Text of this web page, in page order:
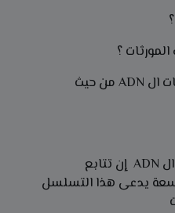
س3- ماذا تستنتج حول مكونات ال ADN من حيث
تبين الدراسة المقارنو لنقطع ال ADN إن تتابع
يدعى هذا التسلسل